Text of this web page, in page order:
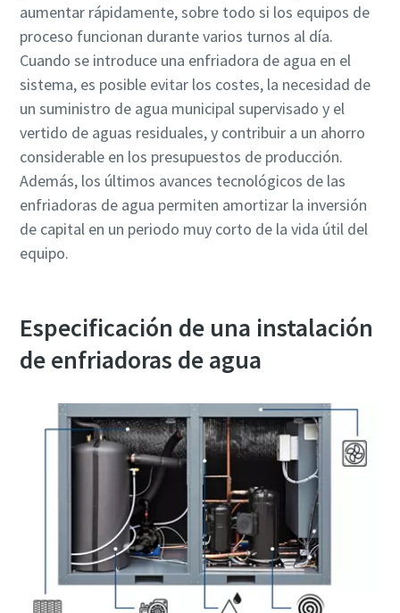
Everything you need to know about your
conveying process.
aumentar rápidamente, sobre todo si los equipos de
proceso funcionan durante varios turnos al día.
Cuando se introduce una enfriadora de agua en el
sistema, es posible evitar los costes, la necesidad de
un suministro de agua municipal supervisado y el
vertido de aguas residuales, y contribuir a un ahorro
considerable en los presupuestos de producción.
Además, los últimos avances tecnológicos de las
enfriadoras de agua permiten amortizar la inversión
de capital en un periodo muy corto de la vida útil del
equipo.
Especificación de una instalación
de enfriadoras de agua